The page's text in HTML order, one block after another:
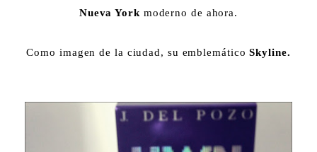
Nueva York moderno de ahora.
Como imagen de la ciudad, su emblemático Skyline.